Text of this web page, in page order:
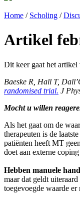
Home / Scholing /
Artikel
Dit keer gaat het
Baeske R, Hall T,
randomised trial. J
Mocht u willen
Als het gaat om de
therapeuten is de
patiënten heeft MT
doet aan externe
Hebben manuele
maar dat geldt
toegevoegde waarde